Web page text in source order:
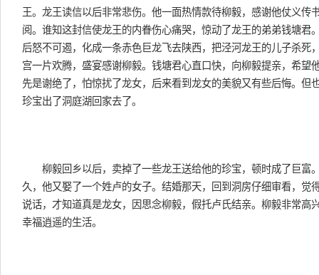
王。龙王读信以后非常悲伤。他一面热情款待柳毅，感谢他仗义传
阅。谁知这封信使龙王的内眷伤心痛哭，惊动了龙王的弟弟钱塘君
后怒不可遏，化成一条赤色巨龙飞去陕西，把泾河龙王的儿子杀死
宫一片欢腾，盛宴感谢柳毅。钱塘君心直口快，向柳毅提亲，希望
先是谢绝了，怕惊扰了龙女，后来看到龙女的美貌又有些后悔。但
珍宝出了洞庭湖回家去了。
柳毅回乡以后，卖掉了一些龙王送给他的珍宝，顿时成了巨富
久，他又娶了一个姓卢的女子。结婚那天，回到洞房仔细审看，觉
说话，才知道真是龙女，因思念柳毅，假托卢氏结亲。柳毅非常高
幸福逍遥的生活。